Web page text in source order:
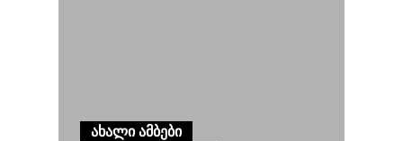
ᲐᲮᲐᲚᲘ ᲐᲛᲑᲔᲑᲘ